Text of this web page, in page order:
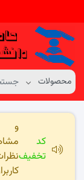
کد
تخفیف
و